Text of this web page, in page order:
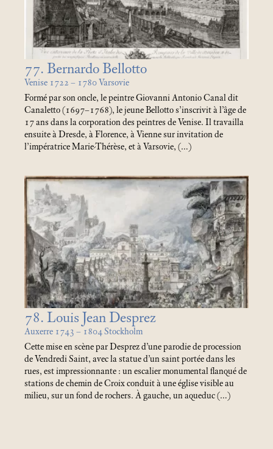
77. Bernardo Bellotto
Venise 1722 – 1780 Varsovie
Formé par son oncle, le peintre Giovanni Antonio Canal dit
Canaletto (1697–1768), le jeune Bellotto s’inscrivit à l’âge de
17 ans dans la corporation des peintres de Venise. Il travailla
ensuite à Dresde, à Florence, à Vienne sur invitation de
l’impératrice Marie-Thérèse, et à Varsovie, (…)
78. Louis Jean Desprez
Auxerre 1743 – 1804 Stockholm
Cette mise en scène par Desprez d’une parodie de procession
de Vendredi Saint, avec la statue d’un saint portée dans les
rues, est impressionnante : un escalier monumental flanqué de
stations de chemin de Croix conduit à une église visible au
milieu, sur un fond de rochers. À gauche, un aqueduc (…)